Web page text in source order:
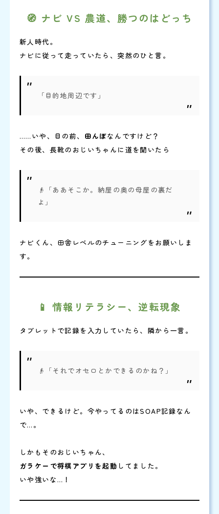
🧭 ナビ VS 農道、勝つのはどっち
新人時代。
ナビに従って走っていたら、突然のひと言。
「目的地周辺です」
……いや、目の前、 田んぼなんですけど？
その後、長靴のおじいちゃんに道を聞いたら
👴「ああそこか。納屋の奥の母屋の裏だ
よ」
ナビくん、田舎レベルのチューニングをお願いしま
す。
📱 情報リテラシー、逆転現象
タブレットで記録を入力していたら、隣から一言。
👴「それでオセロとかできるのかね？」
いや、できるけど。今やってるのはSOAP記録なん
で…。
しかもそのおじいちゃん、
ガラケーで将棋アプリを起動 してました。
いや強いな…！